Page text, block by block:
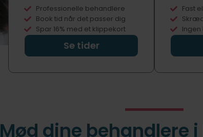
Professionelle behandlere
Book tid når det passer dig
Spar 16% med et klippekort
Se tider
Fast
Ingen
Mød dine behandlere